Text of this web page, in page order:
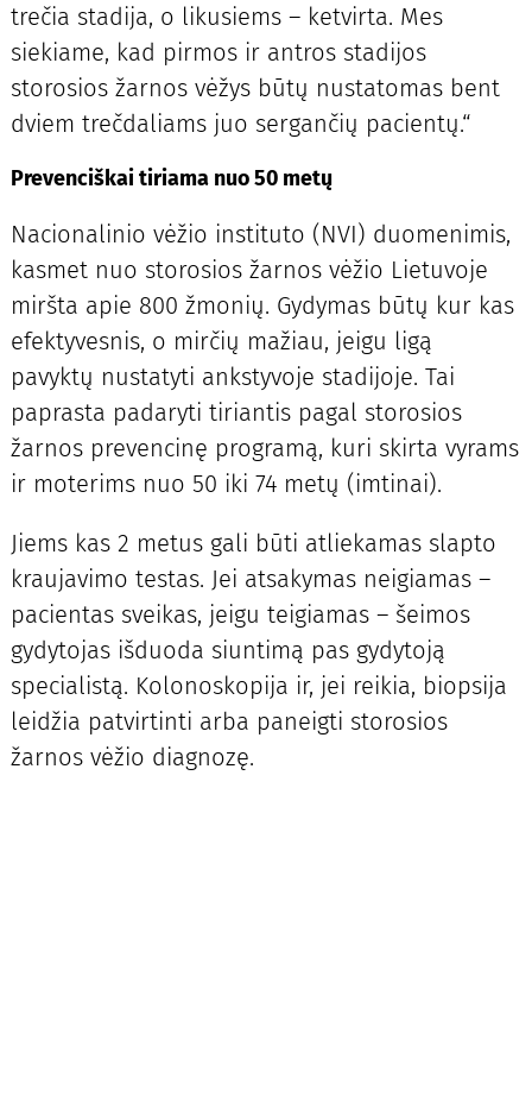
trečia stadija, o likusiems – ketvirta. Mes
siekiame, kad pirmos ir antros stadijos
storosios žarnos vėžys būtų nustatomas bent
dviem trečdaliams juo sergančių pacientų.“
Prevenciškai tiriama nuo 50 metų
Nacionalinio vėžio instituto (NVI) duomenimis,
kasmet nuo storosios žarnos vėžio Lietuvoje
miršta apie 800 žmonių. Gydymas būtų kur kas
efektyvesnis, o mirčių mažiau, jeigu ligą
pavyktų nustatyti ankstyvoje stadijoje. Tai
paprasta padaryti tiriantis pagal storosios
žarnos prevencinę programą, kuri skirta vyrams
ir moterims nuo 50 iki 74 metų (imtinai).
Jiems kas 2 metus gali būti atliekamas slapto
kraujavimo testas. Jei atsakymas neigiamas –
pacientas sveikas, jeigu teigiamas – šeimos
gydytojas išduoda siuntimą pas gydytoją
specialistą. Kolonoskopija ir, jei reikia, biopsija
leidžia patvirtinti arba paneigti storosios
žarnos vėžio diagnozę.